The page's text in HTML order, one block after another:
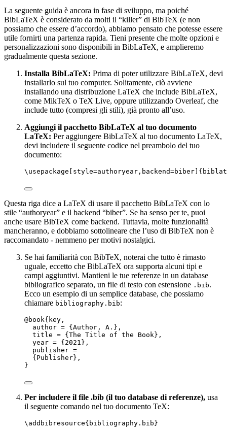
La seguente guida è ancora in fase di sviluppo, ma poiché
BibLaTeX è considerato da molti il “killer” di BibTeX (e non
possiamo che essere d’accordo), abbiamo pensato che potesse essere
utile fornirti una partenza rapida. Tieni presente che molte opzioni e
personalizzazioni sono disponibili in BibLaTeX, e amplieremo
gradualmente questa sezione.
Installa BibLaTeX: Prima di poter utilizzare BibLaTeX, devi
installarlo sul tuo computer. Solitamente, ciò avviene
installando una distribuzione LaTeX che include BibLaTeX,
come MikTeX o TeX Live, oppure utilizzando Overleaf, che
include tutto (compresi gli stili), già pronto all’uso.
Aggiungi il pacchetto BibLaTeX al tuo documento
LaTeX: Per aggiungere BibLaTeX al tuo documento LaTeX,
devi includere il seguente codice nel preambolo del tuo
documento:
\usepackage [ style=authoryear,backend=biber]{
Questa riga dice a LaTeX di usare il pacchetto BibLaTeX con lo
stile “authoryear” e il backend “biber”. Se ha senso per te, puoi
anche usare BibTeX come backend. Tuttavia, molte funzionalità
mancheranno, e dobbiamo sottolineare che l’uso di BibTeX non è
raccomandato - nemmeno per motivi nostalgici.
Se hai familiarità con BibTeX, noterai che tutto è rimasto
uguale, eccetto che BibLaTeX ora supporta alcuni tipi e
campi aggiuntivi. Mantieni le tue referenze in un database
bibliografico separato, un file di testo con estensione .bib.
Ecco un esempio di un semplice database, che possiamo
chiamare bibliography.bib:
@book{key,
author = {Author, A.},
title = {The Title of the Book},
year = {2021},
publisher =
{Publisher},
}
Per includere il file .bib (il tuo database di referenze), usa
il seguente comando nel tuo documento TeX:
\addbibresource{bibliography.bib}